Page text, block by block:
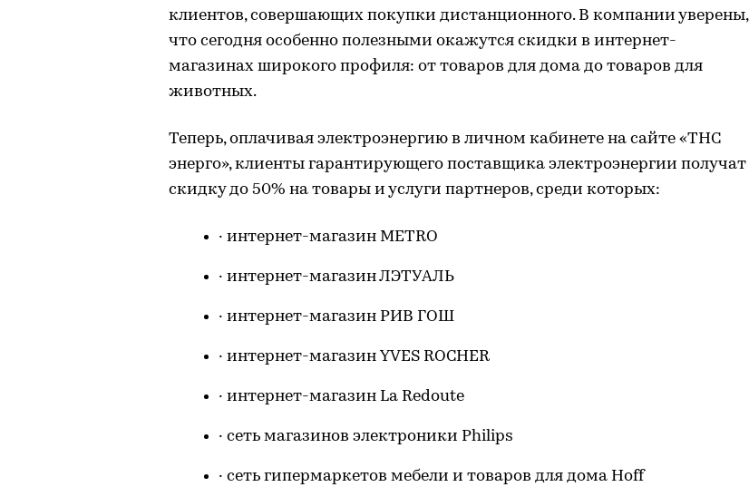
клиентов, совершающих покупки дистанционного. В компании уверены,
что сегодня особенно полезными окажутся скидки в интернет-
магазинах широкого профиля: от товаров для дома до товаров для
животных.
Теперь, оплачивая электроэнергию в личном кабинете на сайте «ТНС
энерго», клиенты гарантирующего поставщика электроэнергии получат
скидку до 50% на товары и услуги партнеров, среди которых:
· интернет-магазин METRO
· интернет-магазин ЛЭТУАЛЬ
· интернет-магазин РИВ ГОШ
· интернет-магазин YVES ROCHER
· интернет-магазин La Redoute
· сеть магазинов электроники Philips
· сеть гипермаркетов мебели и товаров для дома Hoff